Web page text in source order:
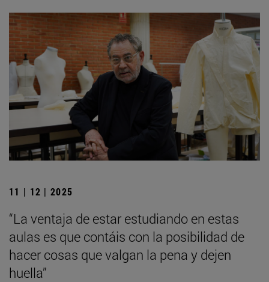
11 | 12 | 2025
“La ventaja de estar estudiando en estas
aulas es que contáis con la posibilidad de
hacer cosas que valgan la pena y dejen
huella”